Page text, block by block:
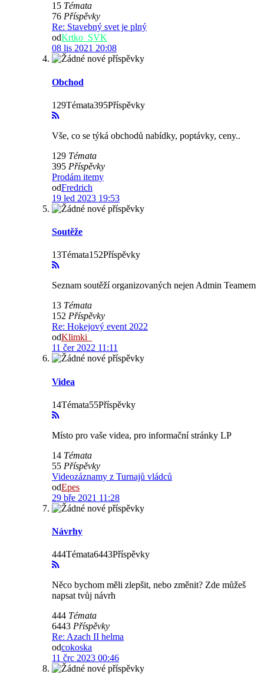
15 Témata
76 Příspěvky
Re: Stavebný svet je plný
odKrtko_SVK
08 lis 2021 20:08
Obchod
129Témata395Příspěvky
Vše, co se týká obchodů nabídky, poptávky, ceny..
129 Témata
395 Příspěvky
Prodám itemy
odFredrich
19 led 2023 19:53
Soutěže
13Témata152Příspěvky
Seznam soutěží organizovaných nejen Admin Teamem
13 Témata
152 Příspěvky
Re: Hokejový event 2022
odKlimki_
11 čer 2022 11:11
Videa
14Témata55Příspěvky
Místo pro vaše videa, pro informační stránky LP
14 Témata
55 Příspěvky
Videozáznamy z Turnajů vládců
odEpes
29 bře 2021 11:28
Návrhy
444Témata6443Příspěvky
Něco bychom měli zlepšit, nebo změnit? Zde můžeš
napsat tvůj návrh
444 Témata
6443 Příspěvky
Re: Azach II helma
odcokoska
11 črc 2023 00:46